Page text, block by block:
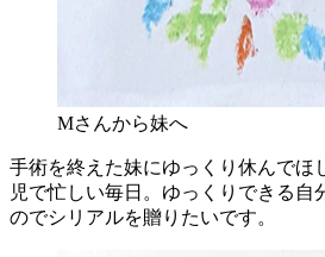
Mさんから妹へ
手術を終えた妹にゆっくり休んでほ
児で忙しい毎日。ゆっくりできる自
のでシリアルを贈りたいです。